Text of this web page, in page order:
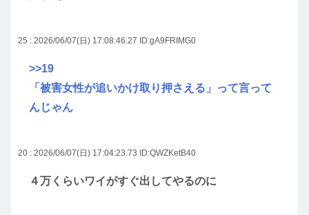
25 : 2026/06/07(日) 17:08:46.27 ID:gA9FRIMG0
>>19
「被害女性が追いかけ取り押さえる」って言って
んじゃん
20 : 2026/06/07(日) 17:04:23.73 ID:QWZKetB40
４万くらいワイがすぐ出してやるのに